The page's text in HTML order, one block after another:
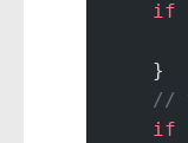
    if
    }
//
    if